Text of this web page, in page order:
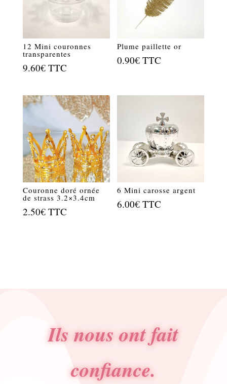
12 Mini couronnes
transparentes
9.60€ TTC
Plume paillette or
0.90€ TTC
Couronne doré ornée
de strass 3.2×3.4cm
2.50€ TTC
6 Mini carosse argent
6.00€ TTC
Ils nous ont fait
confiance.